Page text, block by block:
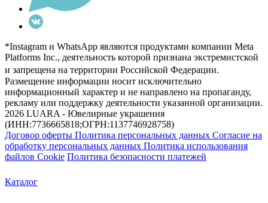
*Instagram и WhatsApp являются продуктами компании Meta
Platforms Inc., деятельность которой признана экстремистской
и запрещена на территории Российской Федерации.
Размещение информации носит исключительно
информационный характер и не направлено на пропаганду,
рекламу или поддержку деятельности указанной организации.
2026 LUARA - Ювелирные украшения
(ИНН:7736665818;ОГРН:1137746928758)
Договор оферты Политика персональных данных Согласие на
обработку персональных данных Политика использования
файлов Cookie Политика безопасности платежей
Каталог